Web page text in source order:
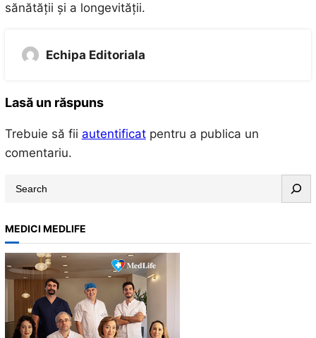
sănătății și a longevității.
Echipa Editoriala
Lasă un răspuns
Trebuie să fii autentificatpentru a publica un
comentariu.
a
r
c
h
MEDICI MEDLIFE